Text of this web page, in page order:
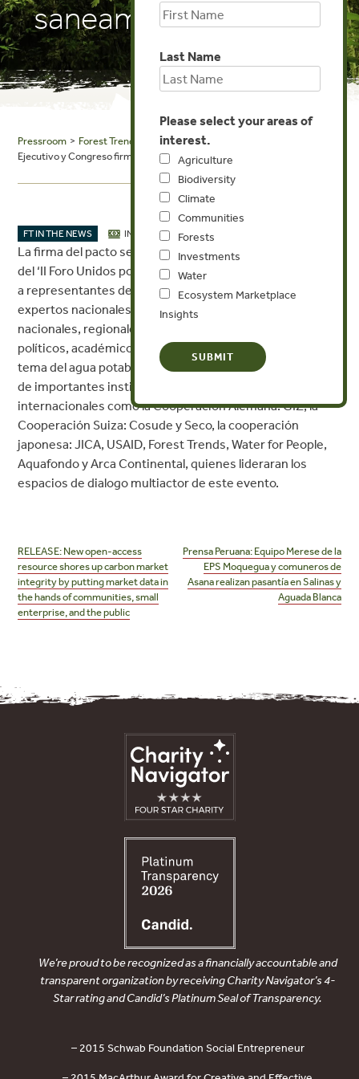
saneamiento
Pressroom > Forest Trends in the News> andina: Autoridades del
Ejecutivo y Congreso firman pacto por el agua y saneamiento
FT IN THE NEWS INVESTMENTS WATER
La firma del pacto se dio en el marco de la inauguración
del ‘II Foro Unidos por el Agua y Saneamiento’, que reunió
a representantes de organismos internacionales,
expertos nacionales y extranjeros, autoridades
nacionales, regionales y locales, así como actores
políticos, académicos y sociales, vinculados al sector y al
tema del agua potable. Este evento cuenta con el apoyo
de importantes instituciones y organismos
internacionales como la Cooperación Alemana: GIZ, la
Cooperación Suiza: Cosude y Seco, la cooperación
japonesa: JICA, USAID, Forest Trends, Water for People,
Aquafondo y Arca Continental, quienes lideraran los
espacios de dialogo multiactor de este evento.
navigation
RELEASE: New open-access
resource shores up carbon market
integrity by putting market data in
the hands of communities, small
enterprise, and the public
Prensa Peruana: Equipo Merese de la
EPS Moquegua y comuneros de
Asana realizan pasantía en Salinas y
Aguada Blanca
Last Name
Please select your areas of
interest.
Agriculture
Biodiversity
Climate
Communities
Forests
Investments
Water
Ecosystem Marketplace
Insights
We’re proud to be recognized as a financially accountable and
transparent organization by receiving Charity Navigator’s 4-
Star rating and Candid’s Platinum Seal of Transparency.
– 2015 Schwab Foundation Social Entrepreneur